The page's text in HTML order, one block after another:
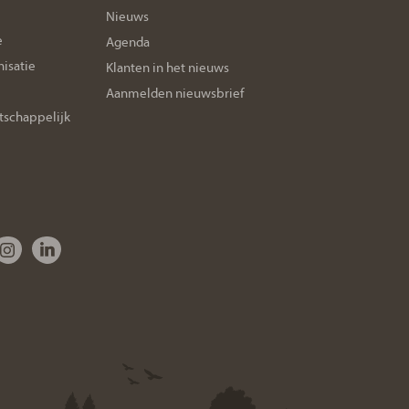
Nieuws
Agenda
Klanten in het nieuws
Aanmelden nieuwsbrief